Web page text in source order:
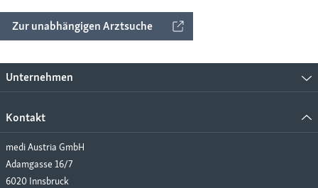
Zur unabhängigen Arztsuche
Unternehmen
Kontakt
medi Austria GmbH
Adamgasse 16/7
6020 Innsbruck